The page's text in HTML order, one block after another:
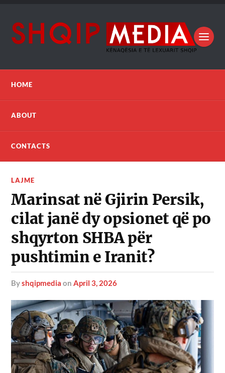
HOME
ABOUT
CONTACTS
LAJME
Marinsat në Gjirin Persik,
cilat janë dy opsionet që po
shqyrton SHBA për
pushtimin e Iranit?
byshqipmedia onApril 3, 2026